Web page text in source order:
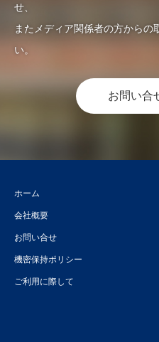
せ、
またメディア関係者の方からの
い。
お問い合
ホーム
会社概要
お問い合せ
機密保持ポリシー
ご利用に際して